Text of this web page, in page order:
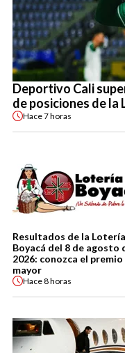
Deportivo Cali
de posiciones de la
Hace7 horas
Resultados de la
Boyacá del 8 de agosto
2026: conozca el premio
mayor
Hace8 horas